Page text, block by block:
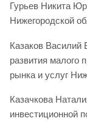
Гурьев Никита
Нижегородской
Казаков Василий
развития малого
рынка и услуг
Казачкова
инвестиционной